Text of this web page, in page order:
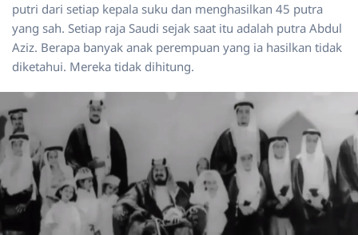
putri dari setiap kepala suku dan menghasilkan 45 putra
yang sah. Setiap raja Saudi sejak saat itu adalah putra Abdul
Aziz. Berapa banyak anak perempuan yang ia hasilkan tidak
diketahui. Mereka tidak dihitung.